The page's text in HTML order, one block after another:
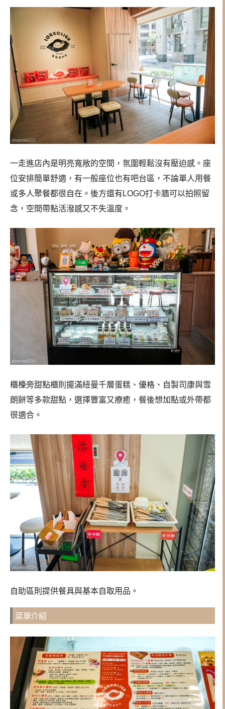
一走進店內是明亮寬敞的空間，氛圍輕鬆沒有壓迫感。座
位安排簡單舒適，有一般座位也有吧台區，不論單人用餐
或多人聚餐都很自在。後方還有LOGO打卡牆可以拍照留
念，空間帶點活潑感又不失溫度。
櫃檯旁甜點櫃則擺滿紐曼千層蛋糕、優格、自製司康與雪
朗餅等多款甜點，選擇豐富又療癒，餐後想加點或外帶都
很適合。
自助區則提供餐具與基本自取用品。
菜單介紹